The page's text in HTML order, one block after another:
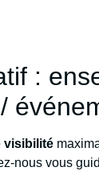
:
visibilité
nous vous